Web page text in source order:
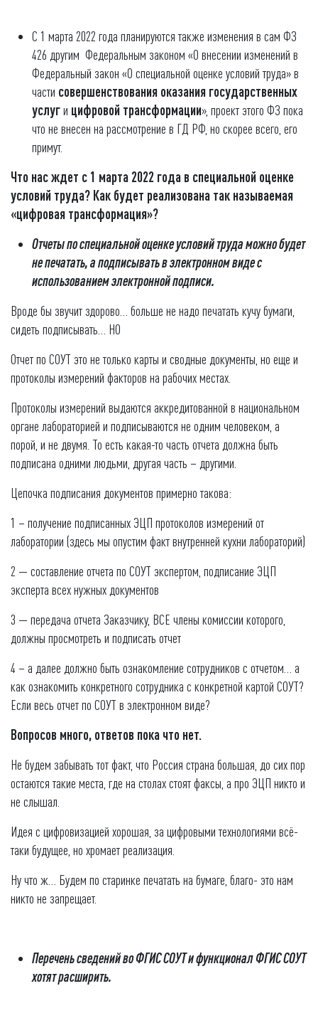
С 1 марта 2022 года планируются также изменения в сам ФЗ
426 другим Федеральным законом «О внесении изменений в
Федеральный закон «О специальной оценке условий труда» в
части совершенствования оказания государственных
услуги цифровой трансформации», проект этого ФЗ пока
что не внесен на рассмотрение в ГД РФ, но скорее всего, его
примут.
Что нас ждет с 1 марта 2022 года в специальной оценке
условий труда? Как будет реализована так называемая
«цифровая трансформация»?
Отчеты по специальной оценке условий труда можно будет
не печатать, а подписывать в электронном виде с
использованием электронной подписи.
Вроде бы звучит здорово… больше не надо печатать кучу бумаги,
сидеть подписывать… НО
Отчет по СОУТ это не только карты и сводные документы, но еще и
протоколы измерений факторов на рабочих местах.
Протоколы измерений выдаются аккредитованной в национальном
органе лабораторией и подписываются не одним человеком, а
порой, и не двумя. То есть какая-то часть отчета должна быть
подписана одними людьми, другая часть – другими.
Цепочка подписания документов примерно такова:
1 – получение подписанных ЭЦП протоколов измерений от
лаборатории (здесь мы опустим факт внутренней кухни лабораторий)
2 — составление отчета по СОУТ экспертом, подписание ЭЦП
эксперта всех нужных документов
3 — передача отчета Заказчику, ВСЕ члены комиссии которого,
должны просмотреть и подписать отчет
4 – а далее должно быть ознакомление сотрудников с отчетом… а
как ознакомить конкретного сотрудника с конкретной картой СОУТ?
Если весь отчет по СОУТ в электронном виде?
Вопросов много, ответов пока что нет.
Не будем забывать тот факт, что Россия страна большая, до сих пор
остаются такие места, где на столах стоят факсы, а про ЭЦП никто и
не слышал.
Идея с цифровизацией хорошая, за цифровыми технологиями всё-
таки будущее, но хромает реализация.
Ну что ж… Будем по старинке печатать на бумаге, благо- это нам
никто не запрещает.
Перечень сведений во ФГИС СОУТ и функционал ФГИС СОУТ
хотят расширить.